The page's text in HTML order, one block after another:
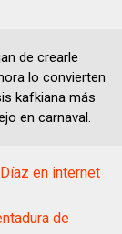
de crearle
lo convierten
kafkiana más
en carnaval.
en internet
de